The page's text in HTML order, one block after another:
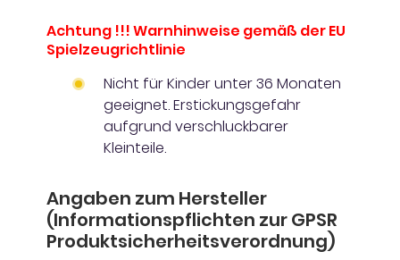
Achtung !!! Warnhinweise gemäß der EU
Spielzeugrichtlinie
Nicht für Kinder unter 36 Monaten
geeignet. Erstickungsgefahr
aufgrund verschluckbarer
Kleinteile.
Angaben zum Hersteller
(Informationspflichten zur GPSR
Produktsicherheitsverordnung)